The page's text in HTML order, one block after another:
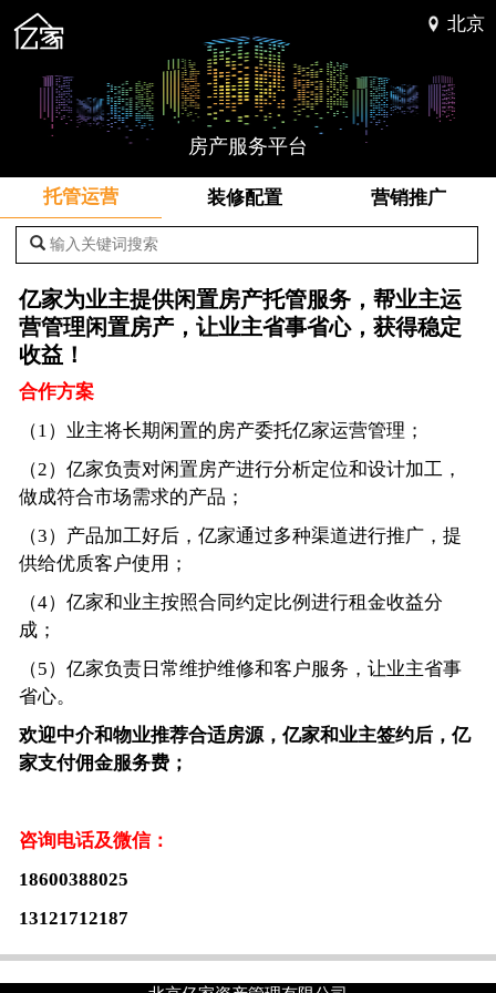
北京
房产服务平台
托管运营 装修配置 营销推广
输入关键词搜索
亿家为业主提供闲置房产托管服务，帮业主运
营管理闲置房产，让业主省事省心，获得稳定
收益！
合作方案
（1）业主将长期闲置的房产委托亿家运营管理；
（2）亿家负责对闲置房产进行分析定位和设计加工，
做成符合市场需求的产品；
（3）产品加工好后，亿家通过多种渠道进行推广，提
供给优质客户使用；
（4）亿家和业主按照合同约定比例进行租金收益分
成；
（5）亿家负责日常维护维修和客户服务，让业主省事
省心。
欢迎中介和物业推荐合适房源，亿家和业主签约后，亿
家支付佣金服务费；
咨询电话及微信：
18600388025
13121712187